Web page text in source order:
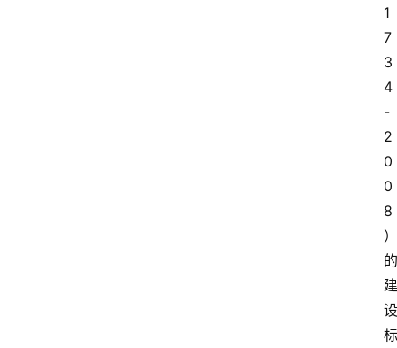
1
7
3
4
-
2
0
0
8
）
的
建
设
标